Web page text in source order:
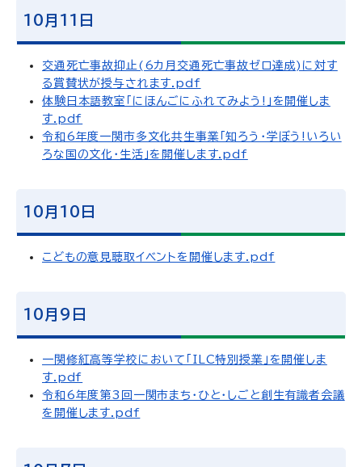
10月11日
交通死亡事故抑止(6カ月交通死亡事故ゼロ達成)に対す
る賞賛状が授与されます.pdf
体験日本語教室「にほんごにふれてみよう!」を開催しま
す.pdf
令和6年度一関市多文化共生事業「知ろう・学ぼう!いろい
ろな国の文化・生活」を開催します.pdf
10月10日
こどもの意見聴取イベントを開催します.pdf
10月9日
一関修紅高等学校において「ILC特別授業」を開催しま
す.pdf
令和6年度第3回一関市まち・ひと・しごと創生有識者会議
を開催します.pdf